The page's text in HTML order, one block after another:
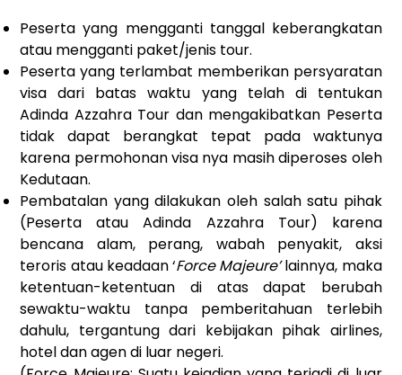
Peserta yang mengganti tanggal keberangkatan
atau mengganti paket/jenis tour.
Peserta yang terlambat memberikan persyaratan
visa dari batas waktu yang telah di tentukan
Adinda Azzahra Tour dan mengakibatkan Peserta
tidak dapat berangkat tepat pada waktunya
karena permohonan visa nya masih diperoses oleh
Kedutaan.
Pembatalan yang dilakukan oleh salah satu pihak
(Peserta atau Adinda Azzahra Tour) karena
bencana alam, perang, wabah penyakit, aksi
teroris atau keadaan ‘Force Majeure’lainnya, maka
ketentuan-ketentuan di atas dapat berubah
sewaktu-waktu tanpa pemberitahuan terlebih
dahulu, tergantung dari kebijakan pihak airlines,
hotel dan agen di luar negeri.